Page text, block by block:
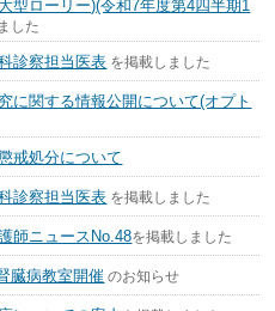
型ローリー)(令和7年度第4四半期1
した
診察担当医表 を掲載しました
に関する情報公開について(オプト
戒処分について
診察担当医表 を掲載しました
師ニュースNo.48を掲載しました
臓病教室開催 のお知らせ